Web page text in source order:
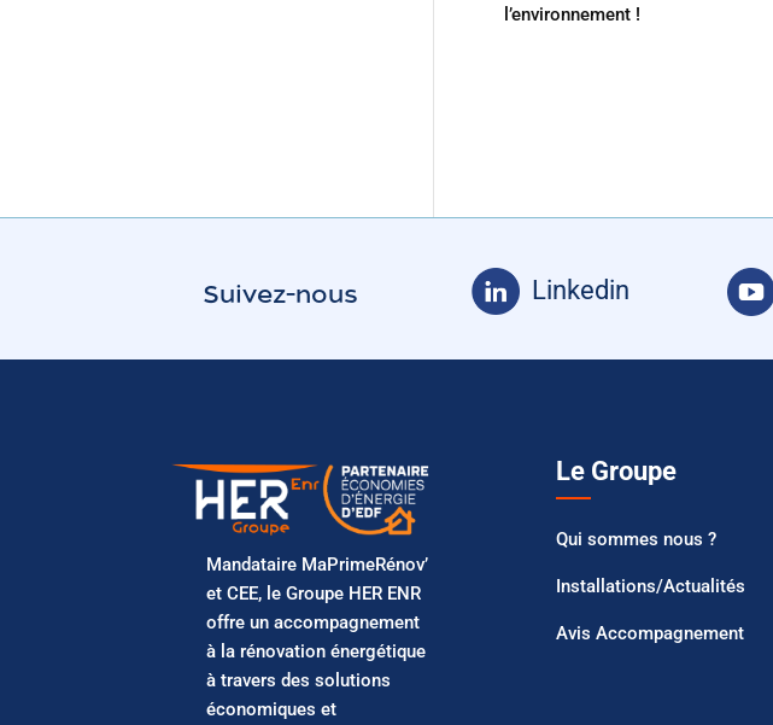
l’environnement !
Suivez-nous Linkedin
Mandataire MaPrimeRénov’
et CEE, le Groupe HER ENR
offre un accompagnement
à la rénovation énergétique
à travers des solutions
économiques et
Le Groupe
Qui sommes nous ?
Installations/Actualités
Avis Accompagnement